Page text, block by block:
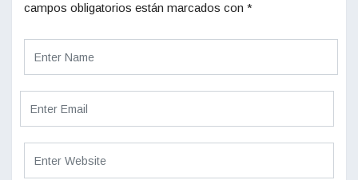
campos obligatorios están marcados con *